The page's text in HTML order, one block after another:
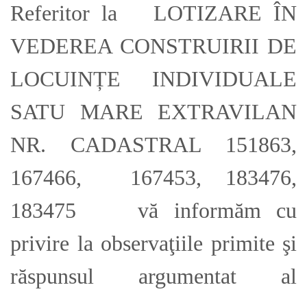
Referitor la LOTIZARE ÎN
VEDEREA CONSTRUIRII DE
LOCUINȚE INDIVIDUALE
SATU MARE EXTRAVILAN
NR. CADASTRAL 151863,
167466, 167453, 183476,
183475 vă informăm cu
privire la observaţiile primite şi
răspunsul argumentat al